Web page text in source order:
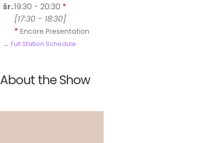
śr.:19:30 -20:30 *
[17:30 - 18:30]
* Encore Presentation
← Full Station Schedule
About the Show